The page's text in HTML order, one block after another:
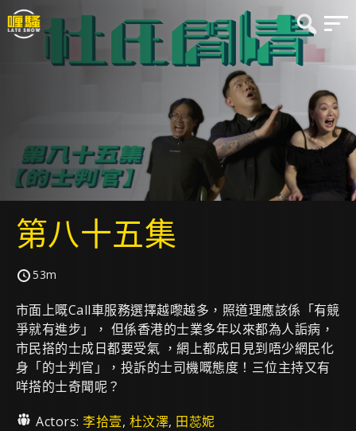
第八十五集
53m
市面上嘅Call車服務選擇越嚟越多，照道理應該係「有競
爭就有進步」， 但係香港的士業多年以來都為人詬病，
市民搭的士成日都要受氣 ，網上都成日見到唔少網民化
身「的士判官」，投訴的士司機嘅態度！三位主持又有
咩搭的士奇聞呢？
Actors:李拾壹, 杜汶澤, 田蕊妮